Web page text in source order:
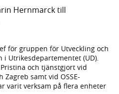
Hernmarck till
för gruppen för Utveckling och
i Utrikesdepartementet (UD).
och tjänstgjort vid
samt vid OSSE-
varit verksam på flera enheter